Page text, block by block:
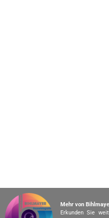
Mehr von
Erkunden Sie